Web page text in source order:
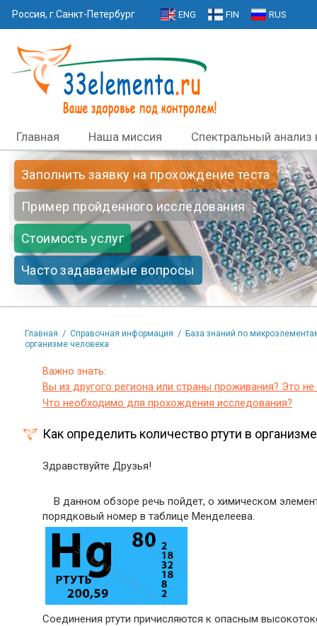
Россия, г.Санкт-Петербург ENG FIN RUS
Главная Наша миссия Спектральный анализ
Заполнить заявку на прохождение теста
Пример пройденного исследования
Стоимость услуг
Часто задаваемые вопросы
Главная / Справочная информация / База знаний по
организме человека
Важно знать:
Вы из другого региона или страны проживания? Это
Что необходимо для прохождения исследования?
Как определить количество ртути в
Здравствуйте Друзья!
В данном обзоре речь пойдет, о химическом
порядковый номер в таблице Менделеева.
Соединения ртути причисляются к опасным